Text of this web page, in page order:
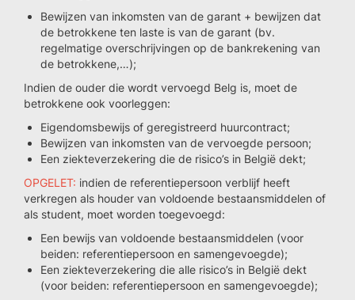
Bewijzen van inkomsten van de garant + bewijzen dat
de betrokkene ten laste is van de garant (bv.
regelmatige overschrijvingen op de bankrekening van
de betrokkene,…);
Indien de ouder die wordt vervoegd Belg is, moet de
betrokkene ook voorleggen:
Eigendomsbewijs of geregistreerd huurcontract;
Bewijzen van inkomsten van de vervoegde persoon;
Een ziekteverzekering die de risico’s in België dekt;
OPGELET: indien de referentiepersoon verblijf heeft
verkregen als houder van voldoende bestaansmiddelen of
als student, moet worden toegevoegd:
Een bewijs van voldoende bestaansmiddelen (voor
beiden: referentiepersoon en samengevoegde);
Een ziekteverzekering die alle risico’s in België dekt
(voor beiden: referentiepersoon en samengevoegde);